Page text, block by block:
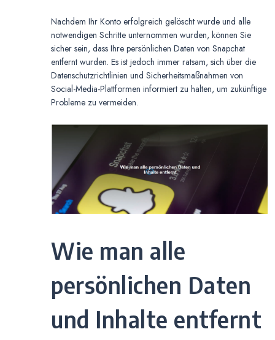
Nachdem Ihr Konto erfolgreich gelöscht wurde und alle
notwendigen Schritte unternommen wurden, können Sie
sicher sein, dass Ihre persönlichen Daten von Snapchat
entfernt wurden. Es ist jedoch immer ratsam, sich über die
Datenschutzrichtlinien und Sicherheitsmaßnahmen von
Social-Media-Plattformen informiert zu halten, um zukünftige
Probleme zu vermeiden.
Wie man alle
persönlichen Daten
und Inhalte entfernt